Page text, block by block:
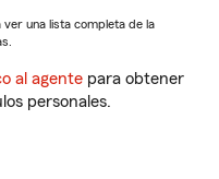
una lista completa de la
al agente para obtener
personales.